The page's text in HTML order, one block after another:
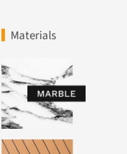
Materials